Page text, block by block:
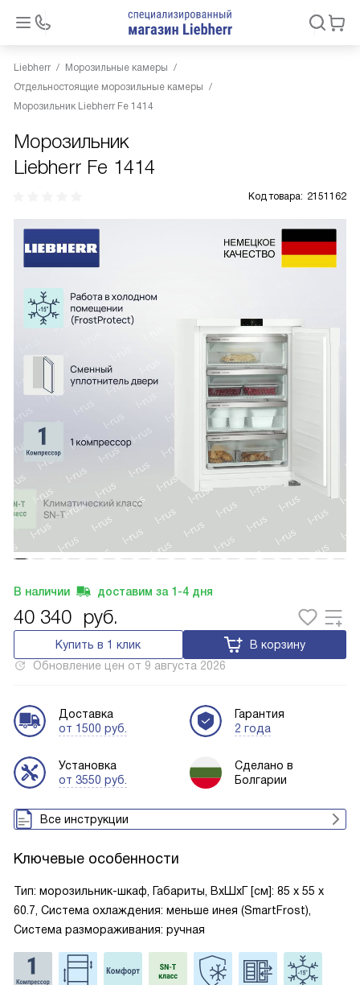
Liebherr
Морозильные камеры
Отдельностоящие морозильные камеры
Морозильник Liebherr Fe 1414
Морозильник
Liebherr Fe 1414
Код товара: 2151162
В наличии доставим за 1-4 дня
40 340 руб.
Купить в 1 клик
В корзину
Обновление цен от 9 августа 2026
Доставка
от 1500 руб.
Установка
от 3550 руб.
Гарантия
2 года
Сделано в
Болгарии
Все инструкции
Ключевые особенности
Тип: морозильник-шкаф, Габариты, ВxШxГ [см]: 85 х 55 х
60.7, Система охлаждения: меньше инея (SmartFrost),
Система размораживания: ручная